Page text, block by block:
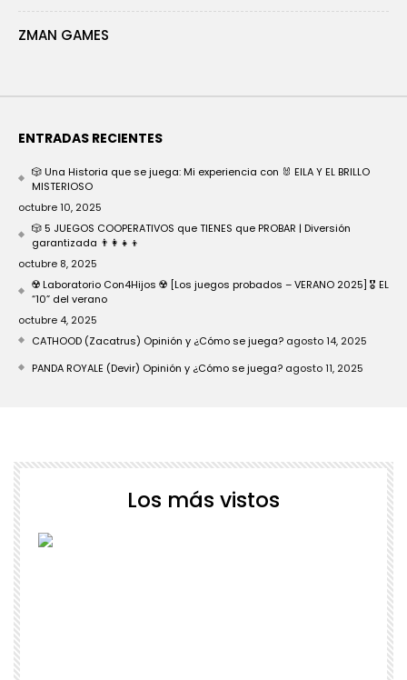
ZMAN GAMES
ENTRADAS RECIENTES
🎲 Una Historia que se juega: Mi experiencia con 🐰 EILA Y EL BRILLO
MISTERIOSO
octubre 10, 2025
🎲 5 JUEGOS COOPERATIVOS que TIENES que PROBAR | Diversión
garantizada 👨‍👩‍👧‍👦
octubre 8, 2025
☢️ Laboratorio Con4Hijos ☢️ [Los juegos probados – VERANO 2025] 🎖️ EL
“10” del verano
octubre 4, 2025
CATHOOD (Zacatrus) Opinión y ¿Cómo se juega? agosto 14, 2025
PANDA ROYALE (Devir) Opinión y ¿Cómo se juega? agosto 11, 2025
Los más vistos